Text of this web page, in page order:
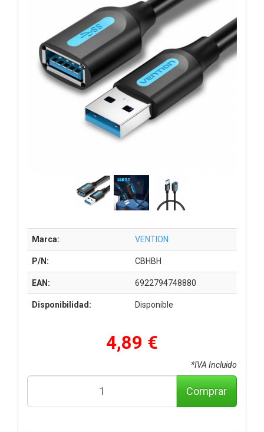
Marca: VENTION
P/N: CBHBH
EAN: 6922794748880
Disponibilidad: Disponible
4,89 €
*IVA Incluido
Comprar